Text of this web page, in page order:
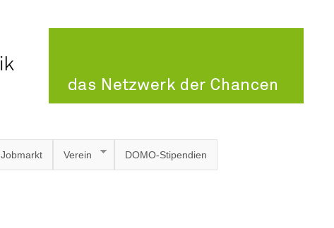
Jobmarkt Verein DOMO-Stipendien